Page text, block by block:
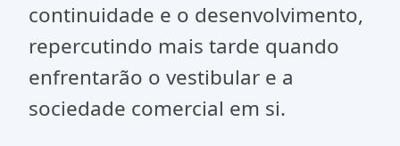
continuidade e o desenvolvimento,
repercutindo mais tarde quando
enfrentarão o vestibular e a
sociedade comercial em si.